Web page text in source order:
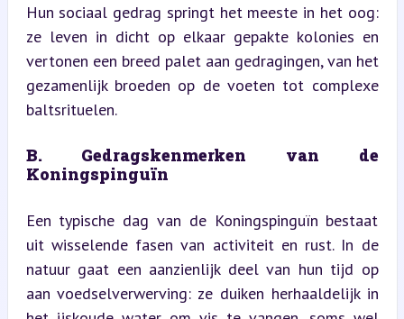
Hun sociaal gedrag springt het meeste in het oog:
ze leven in dicht op elkaar gepakte kolonies en
vertonen een breed palet aan gedragingen, van het
gezamenlijk broeden op de voeten tot complexe
baltsrituelen.
B. Gedragskenmerken van de
Koningspinguïn
Een typische dag van de Koningspinguïn bestaat
uit wisselende fasen van activiteit en rust. In de
natuur gaat een aanzienlijk deel van hun tijd op
aan voedselverwerving: ze duiken herhaaldelijk in